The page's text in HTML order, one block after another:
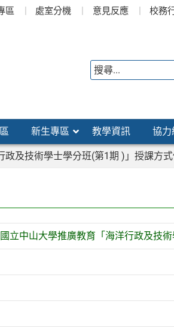
區 處室分機 意見反應 校務
新生專區 教學資訊 協力
及技術學士學分班(第1期 )」授課方
立中山大學推廣教育「海洋行政及技